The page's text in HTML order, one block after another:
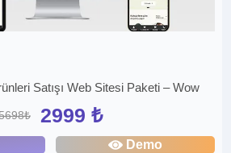
Satışı Web Sitesi Paketi – Wow
2999 ₺
Demo